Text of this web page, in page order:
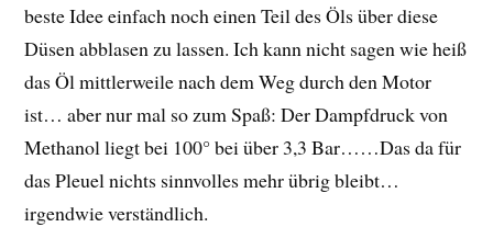
beste Idee einfach noch einen Teil des Öls über diese
Düsen abblasen zu lassen. Ich kann nicht sagen wie heiß
das Öl mittlerweile nach dem Weg durch den Motor
ist… aber nur mal so zum Spaß: Der Dampfdruck von
Methanol liegt bei 100° bei über 3,3 Bar……Das da für
das Pleuel nichts sinnvolles mehr übrig bleibt…
irgendwie verständlich.